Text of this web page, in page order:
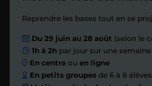
Étape 4
Nous planifions
ensemble des
échanges
Reprendre les bases tout en se
Du 29 juin au 28 août (selon le
1h à 2h par jour sur une semaine
En centre ouen ligne
En petits groupes de 6 à 8